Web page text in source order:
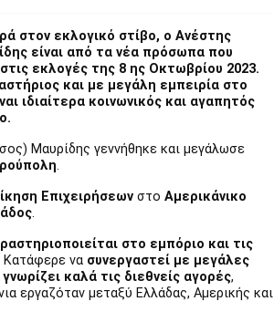
στον εκλογικό στίβο, ο Ανέστης
είναι από τα νέα πρόσωπα που
εκλογές της 8 ης Οκτωβρίου 2023.
και με μεγάλη εμπειρία στο
ιδιαίτερα κοινωνικός και αγαπητός
Μαυρίδης γεννήθηκε και μεγάλωσε
.
Επιχειρήσεων στο Αμερικάνικο
.
στο εμπόριο και τις
Κατάφερε να συνεργαστεί με μεγάλες
γνωρίζει καλά τις διεθνείς αγορές,
εργαζόταν μεταξύ Ελλάδας, Αμερικής και